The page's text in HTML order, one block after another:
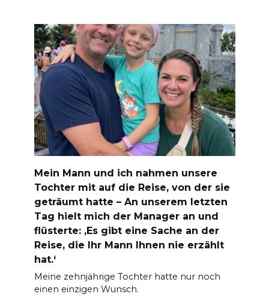
Mein Mann und ich nahmen unsere
Tochter mit auf die Reise, von der sie
geträumt hatte – An unserem letzten
Tag hielt mich der Manager an und
flüsterte: ‚Es gibt eine Sache an der
Reise, die Ihr Mann Ihnen nie erzählt
hat.‘
Meine zehnjährige Tochter hatte nur noch
einen einzigen Wunsch.